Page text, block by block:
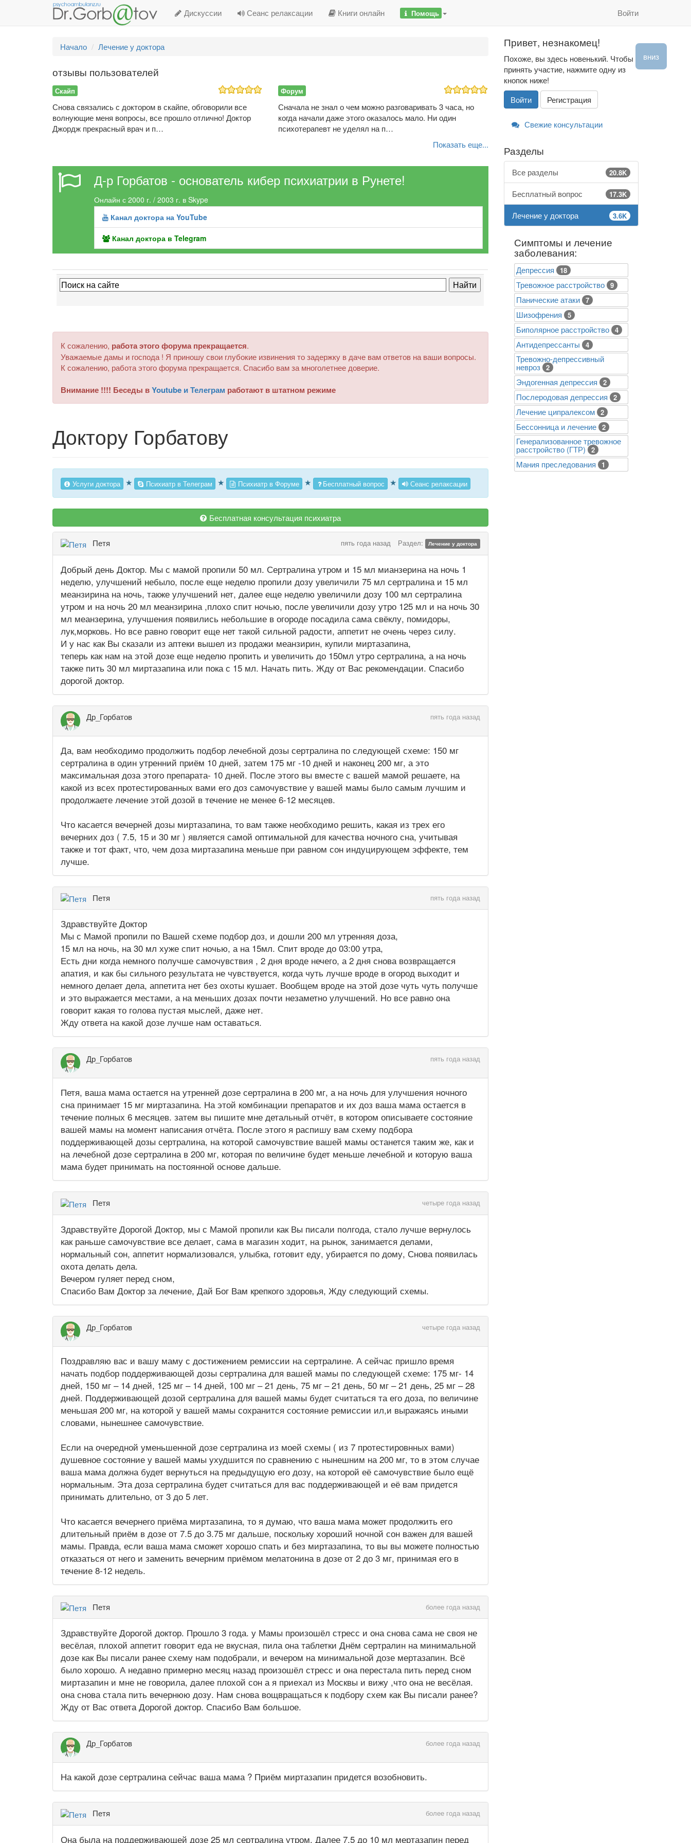
Дискуссии Сеанс релаксации Книги онлайн Помощь Войти
Начало Лечение у доктора
отзывы пользователей
Скайп
Снова связались с доктором в скайпе, обговорили все
волнующие меня вопросы, все прошло отлично! Доктор
Джордж прекрасный врач и п…
Форум
Сначала не знал о чем можно разговаривать 3 часа, но
когда начали даже этого оказалось мало. Ни один
психотерапевт не уделял на п…
Показать еще...
Д-р Горбатов - основатель кибер психиатрии в Рунете!
Онлайн с 2000 г. / 2003 г. в Skype
Канал доктора на YouTube
Канал доктора в Telegram
К сожалению, работа этого форума прекращается.
Уважаемые дамы и господа ! Я приношу свои глубокие извинения то задержку в даче вам ответов на ваши вопросы.
К сожалению, работа этого форума прекращается. Спасибо вам за многолетнее доверие.
Внимание !!!! Беседы вYoutube и Телеграм работают в штатном режиме
Доктору Горбатову
вниз
Услуги доктора ★ Психиатр в Телеграм ★ Психиатр в Форуме ★ Бесплатный вопрос ★ Сеанс релаксации
Бесплатная консультация психиатра
Петя пять года назад Раздел: Лечение у доктора
Добрый день Доктор. Мы с мамой пропили 50 мл. Сертралина утром и 15 мл мианзерина на ночь 1
неделю, улучшений небыло, после еще неделю пропили дозу увеличили 75 мл сертралина и 15 мл
меанзирина на ночь, также улучшений нет, далее еще неделю увеличили дозу 100 мл сертралина
утром и на ночь 20 мл меанзирина ,плохо спит ночью, после увеличили дозу утро 125 мл и на ночь 30
мл меанзерина, улучшения появились небольшие в огороде посадила сама свёклу, помидоры,
лук,морковь. Но все равно говорит еще нет такой сильной радости, аппетит не очень через силу.
И у нас как Вы сказали из аптеки вышел из продажи меанзирин, купили миртазапина,
теперь как нам на этой дозе еще неделю пропить и увеличить до 150мл утро сертралина, а на ночь
также пить 30 мл миртазапина или пока с 15 мл. Начать пить. Жду от Вас рекомендации. Спасибо
дорогой доктор.
Др_Горбатов пять года назад
Да, вам необходимо продолжить подбор лечебной дозы сертралина по следующей схеме: 150 мг
сертралина в один утренний приём 10 дней, затем 175 мг -10 дней и наконец 200 мг, а это
максимальная доза этого препарата- 10 дней. После этого вы вместе с вашей мамой решаете, на
какой из всех протестированных вами его доз самочувствие у вашей мамы было самым лучшим и
продолжаете лечение этой дозой в течение не менее 6-12 месяцев.
Что касается вечерней дозы миртазапина, то вам также необходимо решить, какая из трех его
вечерних доз ( 7.5, 15 и 30 мг ) является самой оптимальной для качества ночного сна, учитывая
также и тот факт, что, чем доза миртазапина меньше при равном сон индуцирующем эффекте, тем
лучше.
Петя пять года назад
Здравствуйте Доктор
Мы с Мамой пропили по Вашей схеме подбор доз, и дошли 200 мл утренняя доза,
15 мл на ночь, на 30 мл хуже спит ночью, а на 15мл. Спит вроде до 03:00 утра,
Есть дни когда немного получше самочувствия , 2 дня вроде нечего, а 2 дня снова возвращается
апатия, и как бы сильного результата не чувствуется, когда чуть лучше вроде в огород выходит и
немного делает дела, аппетита нет без охоты кушает. Вообщем вроде на этой дозе чуть чуть получше
и это выражается местами, а на меньших дозах почти незаметно улучшений. Но все равно она
говорит какая то голова пустая мыслей, даже нет.
Жду ответа на какой дозе лучше нам оставаться.
Др_Горбатов пять года назад
Петя, ваша мама остается на утренней дозе сертралина в 200 мг, а на ночь для улучшения ночного
сна принимает 15 мг миртазапина. На этой комбинации препаратов и их доз ваша мама остается в
течение полных 6 месяцев. затем вы пишите мне детальный отчёт, в котором описываете состояние
вашей мамы на момент написания отчёта. После этого я распишу вам схему подбора
поддерживающей дозы сертралина, на которой самочувствие вашей мамы останется таким же, как и
на лечебной дозе сертралина в 200 мг, которая по величине будет меньше лечебной и которую ваша
мама будет принимать на постоянной основе дальше.
Петя четыре года назад
Здравствуйте Дорогой Доктор, мы с Мамой пропили как Вы писали полгода, стало лучше вернулось
как раньше самочувствие все делает, сама в магазин ходит, на рынок, занимается делами,
нормальный сон, аппетит нормализовался, улыбка, готовит еду, убирается по дому, Снова появилась
охота делать дела.
Вечером гуляет перед сном,
Спасибо Вам Доктор за лечение, Дай Бог Вам крепкого здоровья, Жду следующий схемы.
Др_Горбатов четыре года назад
Поздравляю вас и вашу маму с достижением ремиссии на сертралине. А сейчас пришло время
начать подбор поддерживающей дозы сертралина для вашей мамы по следующей схеме: 175 мг- 14
дней, 150 мг – 14 дней, 125 мг – 14 дней, 100 мг – 21 день, 75 мг – 21 день, 50 мг – 21 день, 25 мг – 28
дней. Поддерживающей дозой сертралина для вашей мамы будет считаться та его доза, по величине
меньшая 200 мг, на которой у вашей мамы сохранится состояние ремиссии ил,и выражаясь иными
словами, нынешнее самочувствие.
Если на очередной уменьшенной дозе сертралина из моей схемы ( из 7 протестировнных вами)
душевное состояние у вашей мамы ухудшится по сравнению с нынешним на 200 мг, то в этом случае
ваша мама должна будет вернуться на предыдущую его дозу, на которой её самочувствие было ещё
нормальным. Эта доза сертралина будет считаться для вас поддерживающей и её вам придется
принимать длительно, от 3 до 5 лет.
Что касается вечернего приёма миртазапина, то я думаю, что ваша мама может продолжить его
длительный приём в дозе от 7.5 до 3.75 мг дальше, поскольку хороший ночной сон важен для вашей
мамы. Правда, если ваша мама сможет хорошо спать и без миртазапина, то вы вы можете полностью
отказаться от него и заменить вечерним приёмом мелатонина в дозе от 2 до 3 мг, принимая его в
течение 8-12 недель.
Петя более года назад
Здравствуйте Дорогой доктор. Прошло 3 года. у Мамы произошёл стресс и она снова сама не своя не
весёлая, плохой аппетит говорит еда не вкусная, пила она таблетки Днём сертралин на минимальной
дозе как Вы писали ранее схему нам подобрали, и вечером на минимальной дозе мертазапин. Всё
было хорошо. А недавно примерно месяц назад произошёл стресс и она перестала пить перед сном
миртазапин и мне не говорила, далее плохой сон а я приехал из Москвы и вижу ,что она не весёлая.
она снова стала пить вечернюю дозу. Нам снова вощвращаться к подбору схем как Вы писали ранее?
Жду от Вас ответа Дорогой доктор. Спасибо Вам большое.
Др_Горбатов более года назад
На какой дозе сертралина сейчас ваша мама ? Приём миртазапин придется возобновить.
Петя более года назад
Она была на поддерживающей дозе 25 мл сертралина утром. Далее 7,5 до 10 мл мертазапин перед
Привет, незнакомец!
Похоже, вы здесь новенький. Чтобы
принять участие, нажмите одну из
кнопок ниже!
Войти
Регистрация
Свежие консультации
Разделы
Все разделы 20.8K
Бесплатный вопрос 17.3K
Лечение у доктора 3.6K
Симптомы и лечение
заболевания:
Депрессия 18
Тревожное расстройство 9
Панические атаки 7
Шизофрения 5
Биполярное расстройство 4
Антидепрессанты 4
Тревожно-депрессивный
невроз 2
Эндогенная депрессия 2
Послеродовая депрессия 2
Лечение ципралексом 2
Бессонница и лечение 2
Генерализованное тревожное
расстройство (ГТР) 2
Mания преследования 1